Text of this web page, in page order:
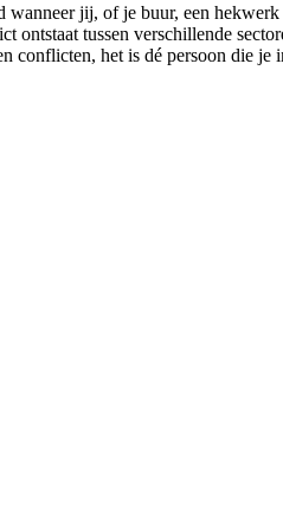
jij, of je buur, een
tussen verschillende
het is dé persoon die